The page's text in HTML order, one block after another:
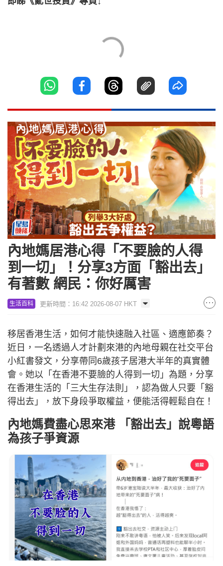
內地媽居港心得「不要臉的人得
到一切」！分享3方面「豁出去」
有著數 網民：你好厲害
生活百科 更新時間：16:42 2026-08-07 HKT
移居香港生活，如何才能快速融入社區、適應節奏？
近日，一名透過人才計劃來港的內地母親在社交平台
小紅書發文，分享帶同6歲孩子居港大半年的真實體
會。她以「在香港不要臉的人得到一切」為題，分享
在香港生活的「三大生存法則」，認為做人只要「豁
得出去」，放下身段爭取權益，便能活得輕鬆自在！
內地媽費盡心思來港 「豁出去」說粵語
為孩子爭資源